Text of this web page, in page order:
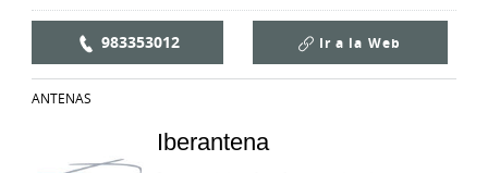
983353012 Ir a la Web
ANTENAS
Iberantena